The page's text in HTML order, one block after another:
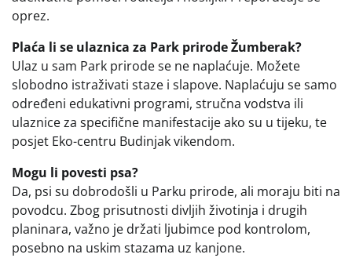
oprez.
Plaća li se ulaznica za Park prirode Žumberak?
Ulaz u sam Park prirode se ne naplaćuje. Možete
slobodno istraživati staze i slapove. Naplaćuju se samo
određeni edukativni programi, stručna vodstva ili
ulaznice za specifične manifestacije ako su u tijeku, te
posjet Eko-centru Budinjak vikendom.
Mogu li povesti psa?
Da, psi su dobrodošli u Parku prirode, ali moraju biti na
povodcu. Zbog prisutnosti divljih životinja i drugih
planinara, važno je držati ljubimce pod kontrolom,
posebno na uskim stazama uz kanjone.